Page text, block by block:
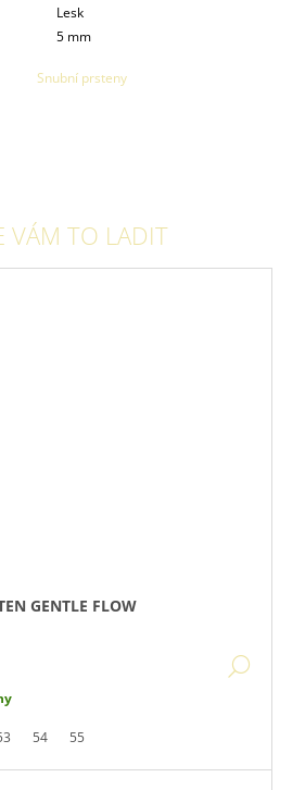
Lesk
5 mm
Snubní prsteny
GENTLE FLOW
54 55
VÁM TO LADIT